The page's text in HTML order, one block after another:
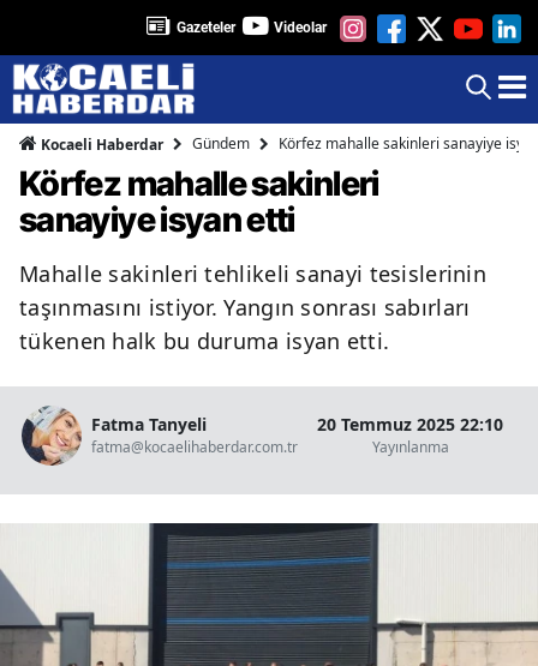
Gazeteler Videolar
Kocaeli Haberdar Gündem Körfez mahalle sakinleri sanayiye
Körfez mahalle sakinleri
sanayiye isyan etti
Mahalle sakinleri tehlikeli sanayi tesislerinin
taşınmasını istiyor. Yangın sonrası sabırları
tükenen halk bu duruma isyan etti.
Fatma Tanyeli
fatma@kocaelihaberdar.com.tr
20 Temmuz 2025 22:10
Yayınlanma